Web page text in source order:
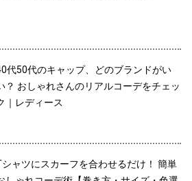
代50代のキャップ、どのブランドがい
？ おしゃれさんのリアルコーデをチェッ
｜レディース
シャツにスカーフを合わせるだけ！ 簡単